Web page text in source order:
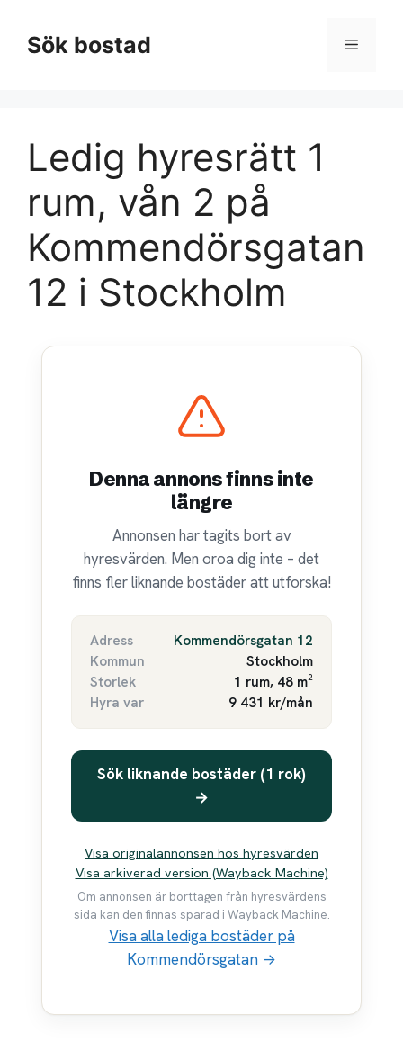
innehållSök bostad Meny
Ledig hyresrätt 1
rum, vån 2 på
Kommendörsgatan
12 i Stockholm
Denna annons finns inte
längre
Annonsen har tagits bort av
hyresvärden. Men oroa dig inte – det
finns fler liknande bostäder att utforska!
Adress
Kommendörsgatan 12
Kommun
Stockholm
Storlek
1 rum, 48 m²
Hyra var
9 431 kr/mån
Sök liknande bostäder (1 rok)
→
Visa originalannonsen hos hyresvärden
Visa arkiverad version (Wayback Machine)
Om annonsen är borttagen från hyresvärdens
sida kan den finnas sparad i Wayback Machine.
Visa alla lediga bostäder på
Kommendörsgatan →